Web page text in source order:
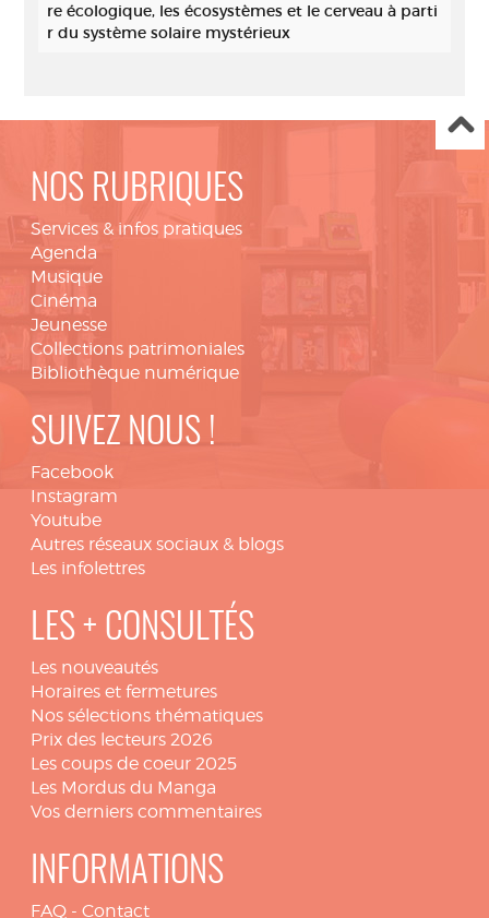
re écologique, les écosystèmes et le cerveau à parti
r du système solaire mystérieux
NOS RUBRIQUES
Services & infos pratiques
Agenda
Musique
Cinéma
Jeunesse
Collections patrimoniales
Bibliothèque numérique
SUIVEZ NOUS !
Facebook
Instagram
Youtube
Autres réseaux sociaux & blogs
Les infolettres
LES + CONSULTÉS
Les nouveautés
Horaires et fermetures
Nos sélections thématiques
Prix des lecteurs 2026
Les coups de coeur 2025
Les Mordus du Manga
Vos derniers commentaires
INFORMATIONS
FAQ - Contact